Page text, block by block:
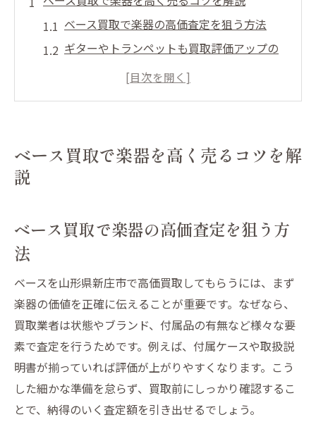
ベース買取で楽器の高価査定を狙う方法
ギターやトランペットも買取評価アップの
トランペットも高く売るためのポイント解
ギターやトランペットの買取価格を左右す
ベースとギターの買取で重視されるポイン
ト
楽器買取の専門店選びとその基準
楽器を高評価で買取してもらう準備方法
ギターやベースの査定を有利に進めるコツ
トランペットも納得の買取結果を得る方法
ベースやギターの買取で失敗しない方法
ベース買取で楽器を高く売るコツを解
説
ベース買取で楽器の高価査定を狙う方
法
ベースを山形県新庄市で高価買取してもらうには、まず
楽器の価値を正確に伝えることが重要です。なぜなら、
買取業者は状態やブランド、付属品の有無など様々な要
素で査定を行うためです。例えば、付属ケースや取扱説
明書が揃っていれば評価が上がりやすくなります。こう
した細かな準備を怠らず、買取前にしっかり確認するこ
とで、納得のいく査定額を引き出せるでしょう。